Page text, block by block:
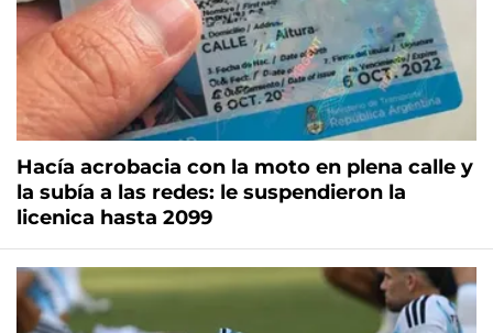
Hacía acrobacia con la moto en plena calle y
la subía a las redes: le suspendieron la
licenica hasta 2099